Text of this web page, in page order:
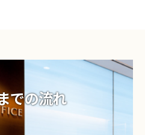
での流れ